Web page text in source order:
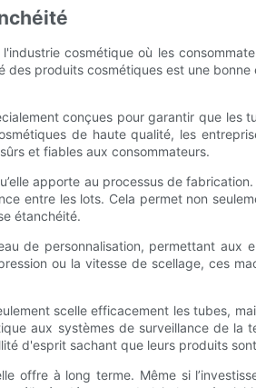
cosmétique où les
produits cosmétiques est une
conçues pour garantir que les
de haute qualité, les
et fiables aux consommateurs.
apporte au processus de
entre les lots. Cela permet non
étanchéité.
de personnalisation, permettant aux
ou la vitesse de scellage, ces
scelle efficacement les tubes,
aux systèmes de surveillance de la
d'esprit sachant que leurs produits
offre à long terme. Même si